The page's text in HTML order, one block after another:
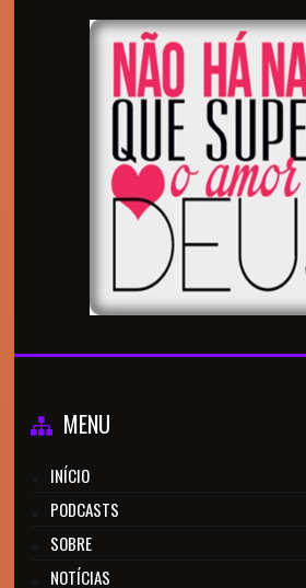
MENU
INÍCIO
PODCASTS
SOBRE
NOTÍCIAS